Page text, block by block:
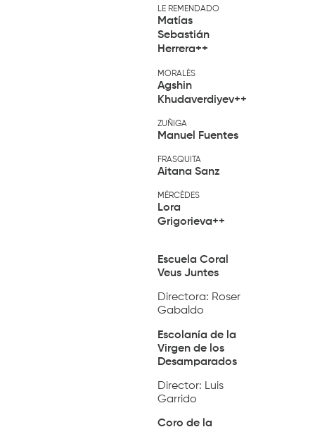
LE REMENDADO
Matías
Sebastián
Herrera++
MORALÈS
Agshin
Khudaverdiyev++
ZUÑIGA
Manuel Fuentes
FRASQUITA
Aitana Sanz
MÉRCÈDES
Lora
Grigorieva++
Escuela Coral
Veus Juntes
Directora: Roser
Gabaldo
Escolanía de la
Virgen de los
Desamparados
Director: Luis
Garrido
Coro de la